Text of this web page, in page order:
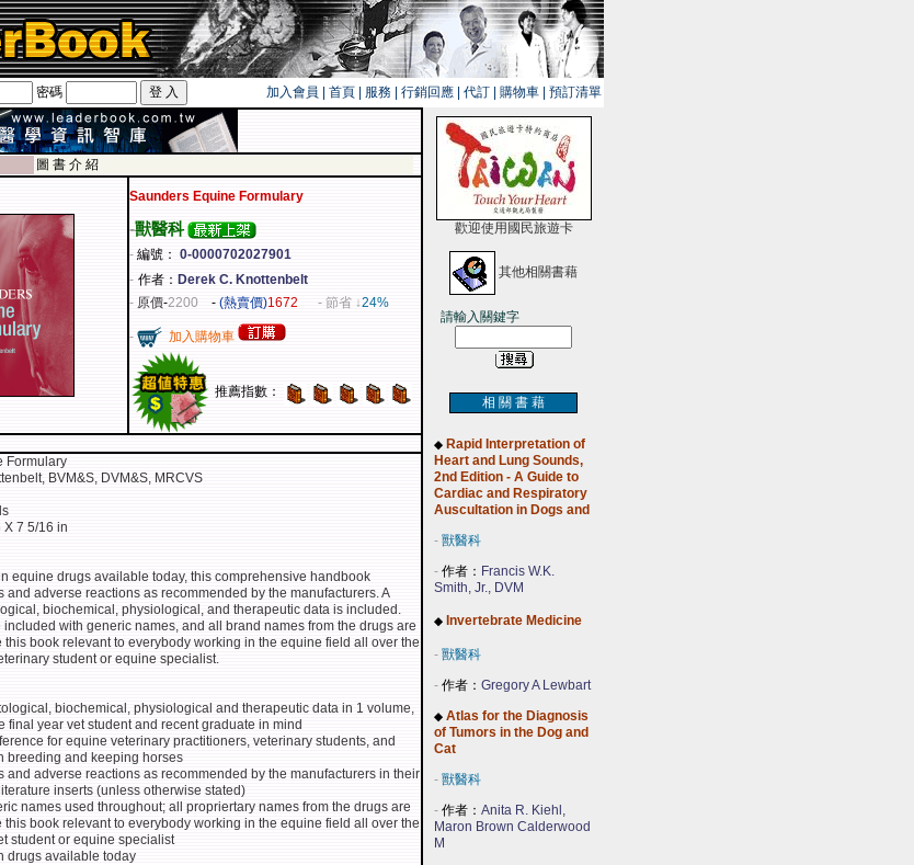
密碼 加入會員 首頁 服務 行銷回應 代訂 購物車 預訂清單
圖 書 介 紹
Saunders Equine Formulary
-獸醫科
- 編號： 0-0000702027901
- 作者： Derek C. Knottenbelt
- 原價-2200 - (熱賣價)1672 - 節省 ↓24%
- 加入購物車
推薦指數：
Formulary
BVM&S, DVM&S, MRCVS
X 7 5/16 in
equine drugs available today, this comprehensive handbook
and adverse reactions as recommended by the manufacturers. A
biochemical, physiological, and therapeutic data is included.
included with generic names, and all brand names from the drugs are
this book relevant to everybody working in the equine field all over the
student or equine specialist.
biochemical, physiological and therapeutic data in 1 volume,
final year vet student and recent graduate in mind
for equine veterinary practitioners, veterinary students, and
breeding and keeping horses
and adverse reactions as recommended by the manufacturers in their
inserts (unless otherwise stated)
names used throughout; all propriertary names from the drugs are
this book relevant to everybody working in the equine field all over the
student or equine specialist
drugs available today
歡迎使用國民旅遊卡
其他相關書藉
請輸入關鍵字
相 關 書 藉
◆ Rapid Interpretation of
Heart and Lung Sounds,
2nd Edition - A Guide to
Cardiac and Respiratory
Auscultation in Dogs and
- 獸醫科
- 作者： Francis W.K.
Smith, Jr., DVM
◆ Invertebrate Medicine
- 獸醫科
- 作者： Gregory A Lewbart
◆ Atlas for the Diagnosis
of Tumors in the Dog and
Cat
- 獸醫科
- 作者： Anita R. Kiehl,
Maron Brown Calderwood
M